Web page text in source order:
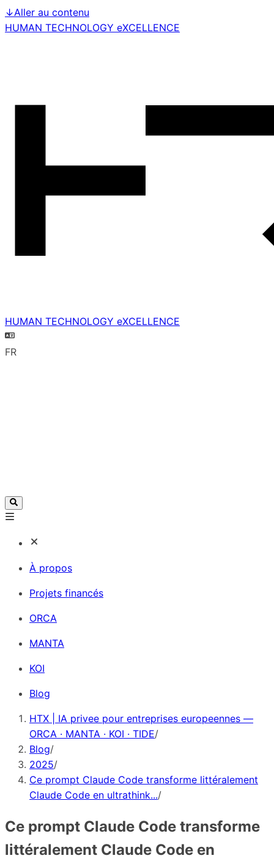
↓Aller au contenu
HUMAN TECHNOLOGY eXCELLENCE
HUMAN TECHNOLOGY eXCELLENCE
FR
À propos
Projets financés
ORCA
MANTA
KOI
Blog
HTX | IA privee pour entreprises europeennes —
ORCA · MANTA · KOI · TIDE/
Blog/
2025/
Ce prompt Claude Code transforme littéralement
Claude Code en ultrathink.../
Ce prompt Claude Code transforme
littéralement Claude Code en